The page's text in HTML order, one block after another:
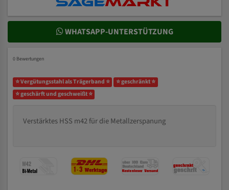
WHATSAPP-UNTERSTÜTZUNG
0 Bewertungen
⭐ Vergütungsstahl als Trägerband ⭐
⭐ geschränkt ⭐
⭐ geschärft und geschweißt ⭐
Verstärktes HSS m42 für die Metallzerspanung